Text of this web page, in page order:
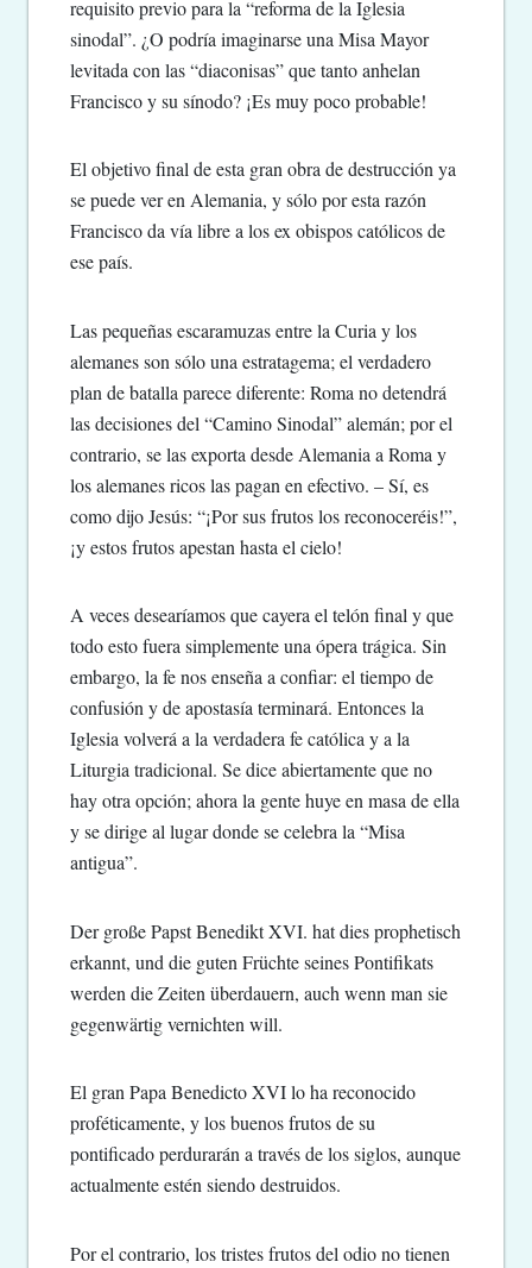
requisito previo para la “reforma de la Iglesia
sinodal”. ¿O podría imaginarse una Misa Mayor
levitada con las “diaconisas” que tanto anhelan
Francisco y su sínodo? ¡Es muy poco probable!
El objetivo final de esta gran obra de destrucción ya
se puede ver en Alemania, y sólo por esta razón
Francisco da vía libre a los ex obispos católicos de
ese país.
Las pequeñas escaramuzas entre la Curia y los
alemanes son sólo una estratagema; el verdadero
plan de batalla parece diferente: Roma no detendrá
las decisiones del “Camino Sinodal” alemán; por el
contrario, se las exporta desde Alemania a Roma y
los alemanes ricos las pagan en efectivo. – Sí, es
como dijo Jesús: “¡Por sus frutos los reconoceréis!”,
¡y estos frutos apestan hasta el cielo!
A veces desearíamos que cayera el telón final y que
todo esto fuera simplemente una ópera trágica. Sin
embargo, la fe nos enseña a confiar: el tiempo de
confusión y de apostasía terminará. Entonces la
Iglesia volverá a la verdadera fe católica y a la
Liturgia tradicional. Se dice abiertamente que no
hay otra opción; ahora la gente huye en masa de ella
y se dirige al lugar donde se celebra la “Misa
antigua”.
Der große Papst Benedikt XVI. hat dies prophetisch
erkannt, und die guten Früchte seines Pontifikats
werden die Zeiten überdauern, auch wenn man sie
gegenwärtig vernichten will.
El gran Papa Benedicto XVI lo ha reconocido
proféticamente, y los buenos frutos de su
pontificado perdurarán a través de los siglos, aunque
actualmente estén siendo destruidos.
Por el contrario, los tristes frutos del odio no tienen